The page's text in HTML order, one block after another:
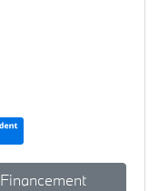
Financement